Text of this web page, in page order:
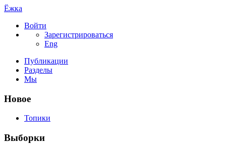
Ёжка
Войти
Зарегистрироваться
Eng
Публикации
Разделы
Мы
Новое
Топики
Выборки